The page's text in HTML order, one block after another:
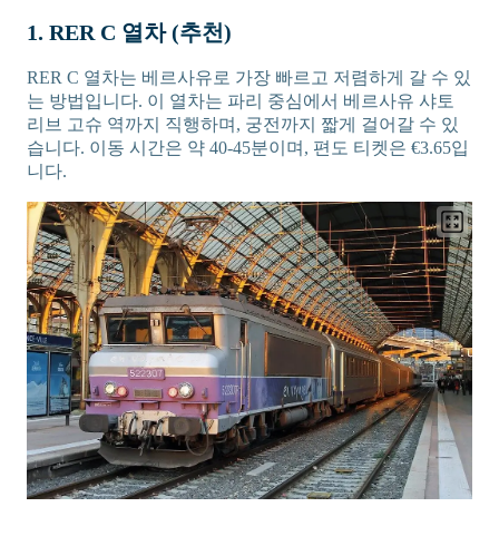
1. RER C 열차 (추천)
RER C 열차는 베르사유로 가장 빠르고 저렴하게 갈 수 있
는 방법입니다. 이 열차는 파리 중심에서 베르사유 샤토
리브 고슈 역까지 직행하며, 궁전까지 짧게 걸어갈 수 있
습니다. 이동 시간은 약 40-45분이며, 편도 티켓은 €3.65입
니다.